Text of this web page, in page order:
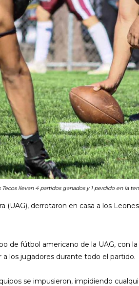
Tecos llevan 4 partidos ganados y 1 perdido en la
(UAG), derrotaron en casa a los
de fútbol americano de la UAG, con
los jugadores durante todo el partido.
se impusieron, impidiendo